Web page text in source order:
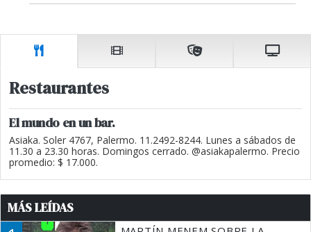
Restaurantes
El mundo en un bar.
Asiaka. Soler 4767, Palermo. 11.2492-8244. Lunes a sábados de
11.30 a 23.30 horas. Domingos cerrado. @asiakapalermo. Precio
promedio: $ 17.000.
MÁS LEÍDAS